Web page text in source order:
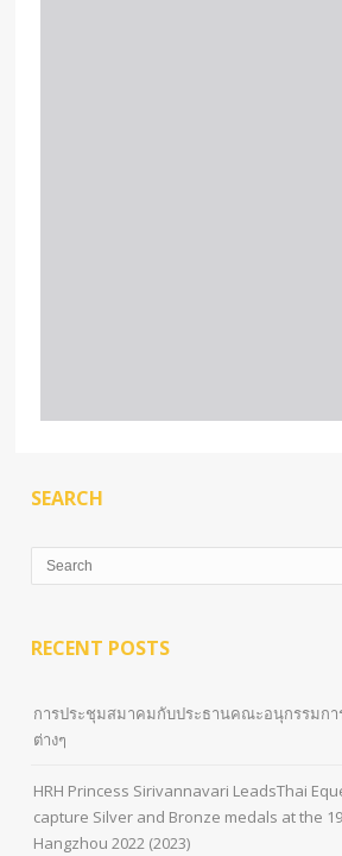
SEARCH
RECENT POSTS
การประชุมสมาคมกับประธานคณะอนุกรรมกา
ต่างๆ
HRH Princess Sirivannavari LeadsThai
capture Silver and Bronze medals at the
Hangzhou 2022 (2023)